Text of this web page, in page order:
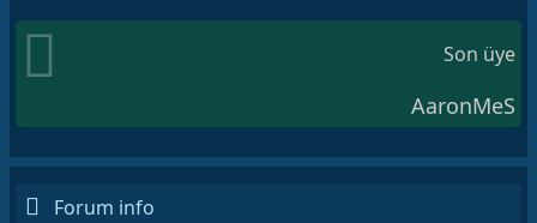
Son üye
AaronMeS
Forum info